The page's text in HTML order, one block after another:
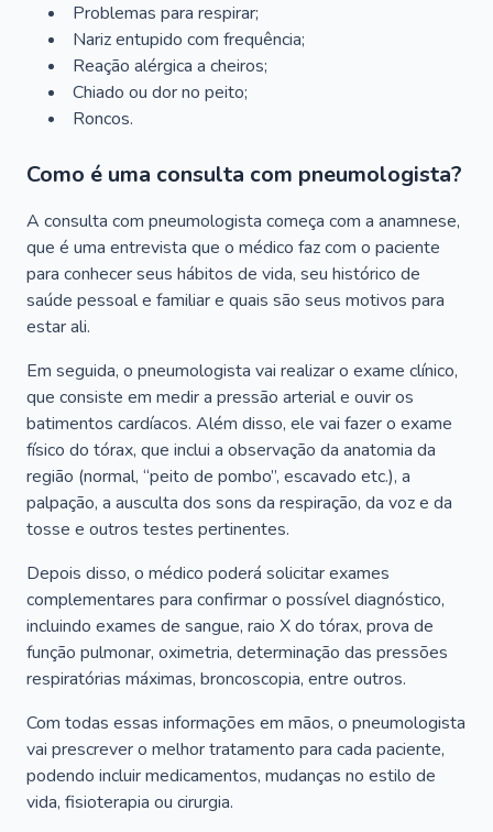
Problemas para respirar;
Nariz entupido com frequência;
Reação alérgica a cheiros;
Chiado ou dor no peito;
Roncos.
Como é uma consulta com pneumologista?
A consulta com pneumologista começa com a anamnese,
que é uma entrevista que o médico faz com o paciente
para conhecer seus hábitos de vida, seu histórico de
saúde pessoal e familiar e quais são seus motivos para
estar ali.
Em seguida, o pneumologista vai realizar o exame clínico,
que consiste em medir a pressão arterial e ouvir os
batimentos cardíacos. Além disso, ele vai fazer o exame
físico do tórax, que inclui a observação da anatomia da
região (normal, “peito de pombo”, escavado etc.), a
palpação, a ausculta dos sons da respiração, da voz e da
tosse e outros testes pertinentes.
Depois disso, o médico poderá solicitar exames
complementares para confirmar o possível diagnóstico,
incluindo exames de sangue, raio X do tórax, prova de
função pulmonar, oximetria, determinação das pressões
respiratórias máximas, broncoscopia, entre outros.
Com todas essas informações em mãos, o pneumologista
vai prescrever o melhor tratamento para cada paciente,
podendo incluir medicamentos, mudanças no estilo de
vida, fisioterapia ou cirurgia.